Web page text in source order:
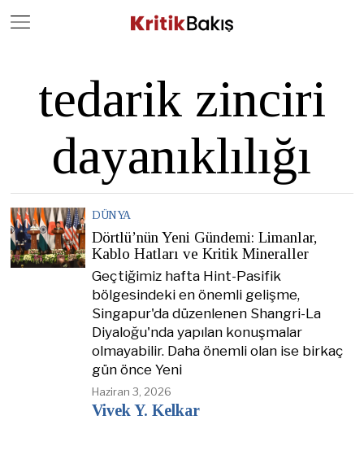
tedarik zinciri
dayanıklılığı
DÜNYA
Dörtlü’nün Yeni Gündemi: Limanlar,
Kablo Hatları ve Kritik Mineraller
Geçtiğimiz hafta Hint-Pasifik
bölgesindeki en önemli gelişme,
Singapur'da düzenlenen Shangri-La
Diyaloğu'nda yapılan konuşmalar
olmayabilir. Daha önemli olan ise birkaç
gün önce Yeni
Haziran 3, 2026
Vivek Y. Kelkar